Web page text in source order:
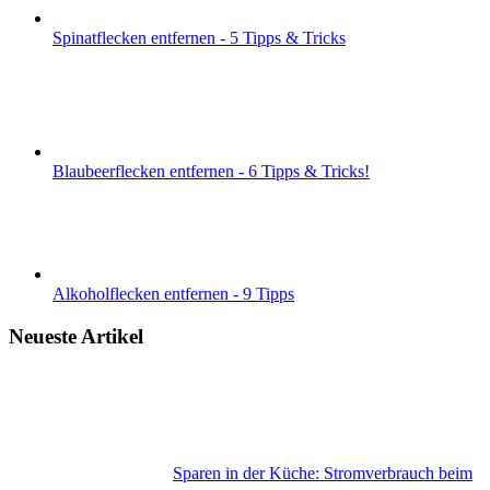
Spinatflecken entfernen - 5 Tipps & Tricks
Blaubeerflecken entfernen - 6 Tipps & Tricks!
Alkoholflecken entfernen - 9 Tipps
Neueste Artikel
Sparen in der Küche: Stromverbrauch beim